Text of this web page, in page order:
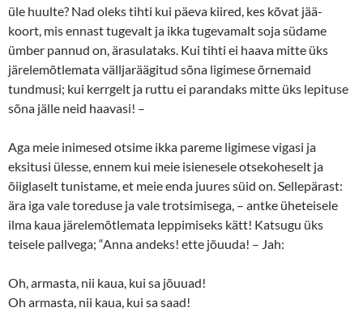
üle huulte? Nad oleks tihti kui päeva kiired, kes kõvat jää-
koort, mis ennast tugevalt ja ikka tugevamalt soja südame
ümber pannud on, ärasulataks. Kui tihti ei haava mitte üks
järelemõtlemata välljaräägitud sõna ligimese õrnemaid
tundmusi; kui kerrgelt ja ruttu ei parandaks mitte üks lepituse
sõna jälle neid haavasi! –
Aga meie inimesed otsime ikka pareme ligimese vigasi ja
eksitusi ülesse, ennem kui meie isienesele otsekoheselt ja
õiiglaselt tunistame, et meie enda juures süid on. Sellepärast:
ära iga vale toreduse ja vale trotsimisega, – antke üheteisele
ilma kaua järelemõtlemata leppimiseks kätt! Katsugu üks
teisele pallvega; “Anna andeks! ette jõuuda! – Jah:
Oh, armasta, nii kaua, kui sa jõuuad!
Oh armasta, nii kaua, kui sa saad!